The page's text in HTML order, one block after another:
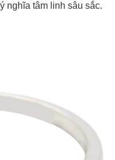
nghĩa tâm linh sâu sắc.